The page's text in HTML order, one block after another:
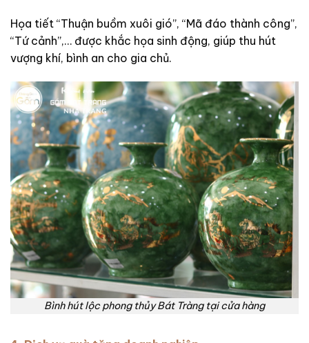
Họa tiết “Thuận buồm xuôi gió”, “Mã đáo thành công”,
“Tứ cảnh”,… được khắc họa sinh động, giúp thu hút
vượng khí, bình an cho gia chủ.
Bình hút lộc phong thủy Bát Tràng tại cửa hàng